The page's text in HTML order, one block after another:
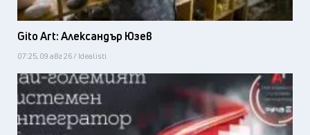
Gito Art: Александър Юзев
07:25, 09 авг 26 / Idealisti